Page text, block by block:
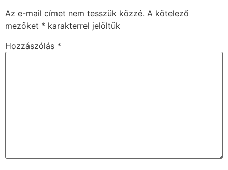
Az e-mail címet nem tesszük közzé. A kötelező
mezőket * karakterrel jelöltük
Hozzászólás *